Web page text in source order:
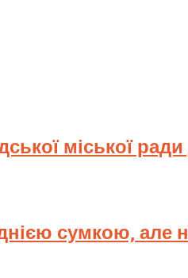
міської
сумкою, але